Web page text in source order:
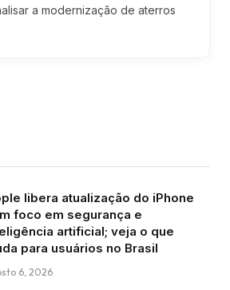
a modernização de aterros
libera atualização do iPhone
foco em segurança e
artificial; veja o que
para usuários no Brasil
6, 2026